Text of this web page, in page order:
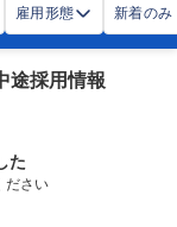
雇用形態 新着のみ
途採用情報
た
ださい